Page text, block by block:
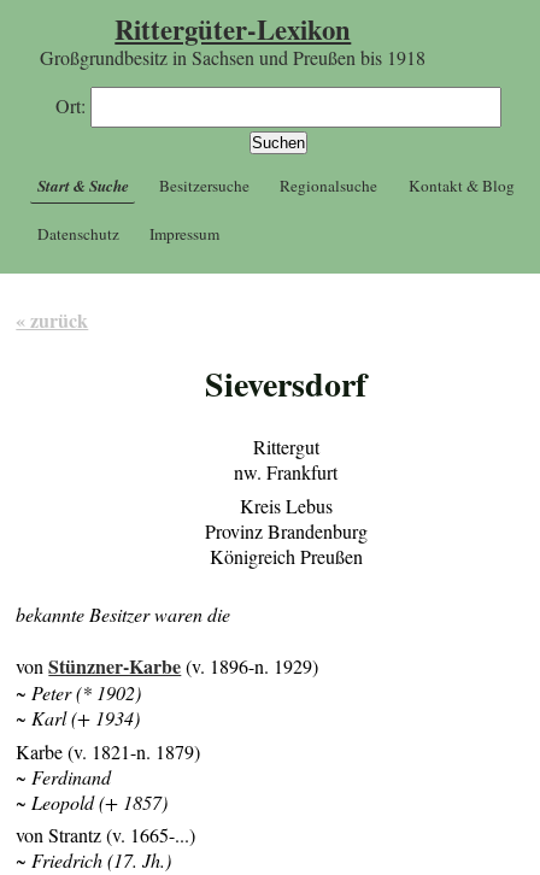
Rittergüter-Lexikon
Großgrundbesitz in Sachsen und Preußen bis 1918
Ort:
Start & Suche Besitzersuche Regionalsuche Kontakt & Blog
Datenschutz Impressum
« zurück
Sieversdorf
Rittergut
nw. Frankfurt
Kreis Lebus
Provinz Brandenburg
Königreich Preußen
bekannte Besitzer waren die
vonStünzner-Karbe(v. 1896-n. 1929)
~ Peter (* 1902)
~ Karl (+ 1934)
Karbe (v. 1821-n. 1879)
~ Ferdinand
~ Leopold (+ 1857)
von Strantz (v. 1665-...)
~ Friedrich (17. Jh.)